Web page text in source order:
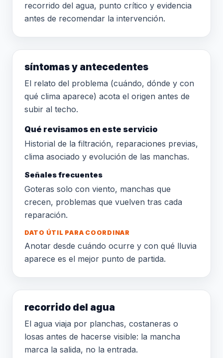
recorrido del agua, punto crítico y evidencia
antes de recomendar la intervención.
síntomas y antecedentes
El relato del problema (cuándo, dónde y con
qué clima aparece) acota el origen antes de
subir al techo.
Qué revisamos en este servicio
Historial de la filtración, reparaciones previas,
clima asociado y evolución de las manchas.
Señales frecuentes
Goteras solo con viento, manchas que
crecen, problemas que vuelven tras cada
reparación.
DATO ÚTIL PARA COORDINAR
Anotar desde cuándo ocurre y con qué lluvia
aparece es el mejor punto de partida.
recorrido del agua
El agua viaja por planchas, costaneras o
losas antes de hacerse visible: la mancha
marca la salida, no la entrada.